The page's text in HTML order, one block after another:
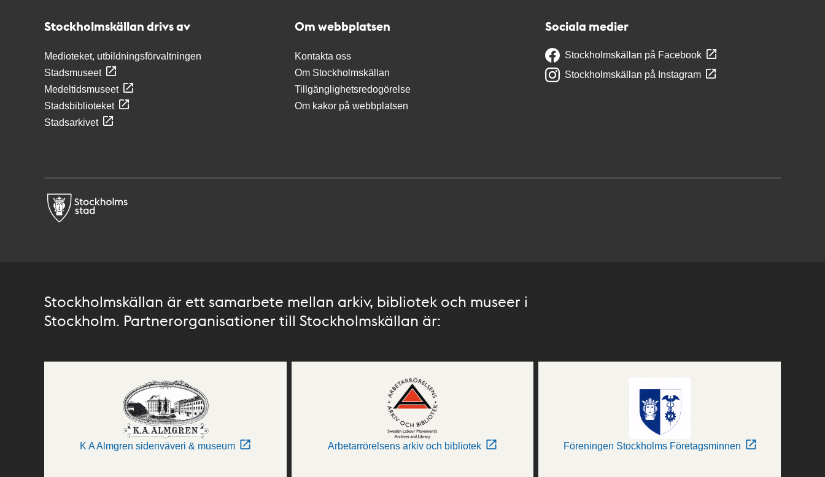
Stockholmskällan drivs av
Medioteket, utbildningsförvaltningen
Stadsmuseet
Medeltidsmuseet
Stadsbiblioteket
Stadsarkivet
Om webbplatsen
Kontakta oss
Om Stockholmskällan
Tillgänglighetsredogörelse
Om kakor på webbplatsen
Sociala medier
Stockholmskällan på Facebook
Stockholmskällan på Instagram
Stockholmskällan är ett samarbete mellan arkiv, bibliotek och museer i
Stockholm. Partnerorganisationer till Stockholmskällan är:
K A Almgren sidenväveri & museum Arbetarrörelsens arkiv och bibliotek Föreningen Stockholms Företagsminnen